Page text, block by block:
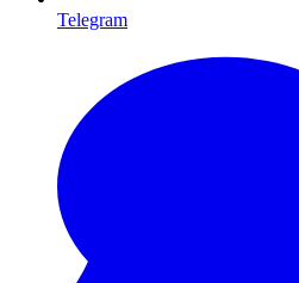
Telegram